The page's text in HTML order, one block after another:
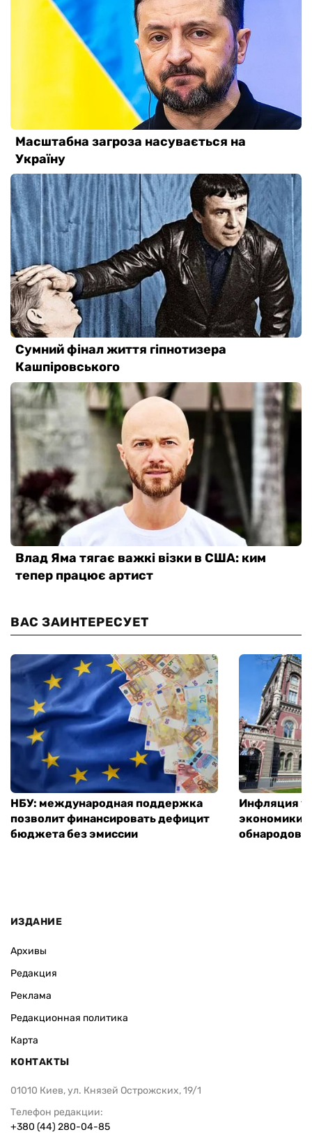
ВАС ЗАИНТЕРЕСУЕТ
НБУ: международная поддержка
позволит финансировать дефицит
бюджета без эмиссии
Инфляция
экономики
ИЗДАНИЕ
Архивы
Редакция
Реклама
Редакционная политика
Карта
КОНТАКТЫ
01010 Киев, ул. Князей Острожских, 19/1
Телефон редакции:
+380 (44) 280-04-85